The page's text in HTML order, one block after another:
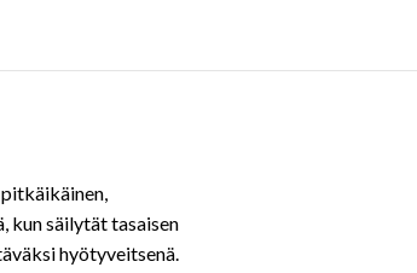
kun säilytät tasaisen
hyötyveitsenä.